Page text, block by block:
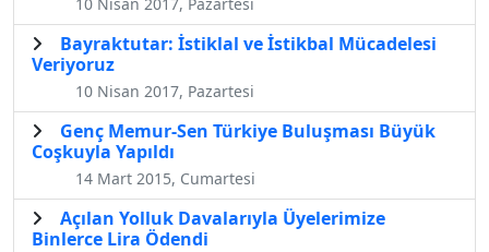
Bayraktutar: İstiklal ve İstikbal Mücadelesi
Veriyoruz
10 Nisan 2017, Pazartesi
Genç Memur-Sen Türkiye Buluşması Büyük
Coşkuyla Yapıldı
14 Mart 2015, Cumartesi
Açılan Yolluk Davalarıyla Üyelerimize
Binlerce Lira Ödendi